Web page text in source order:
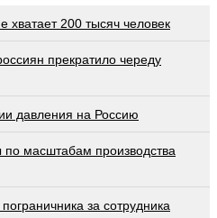
хватает 200 тысяч человек
прекратило череду
давления на Россию
по масштабам производства
за сотрудника